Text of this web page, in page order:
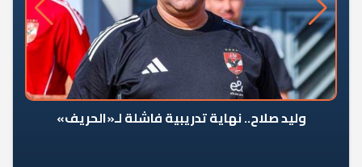
وليد صلاح.. نهاية تدريبية فاشلة لـ«الحريف»